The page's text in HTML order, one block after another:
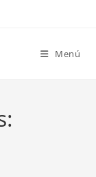
Menú